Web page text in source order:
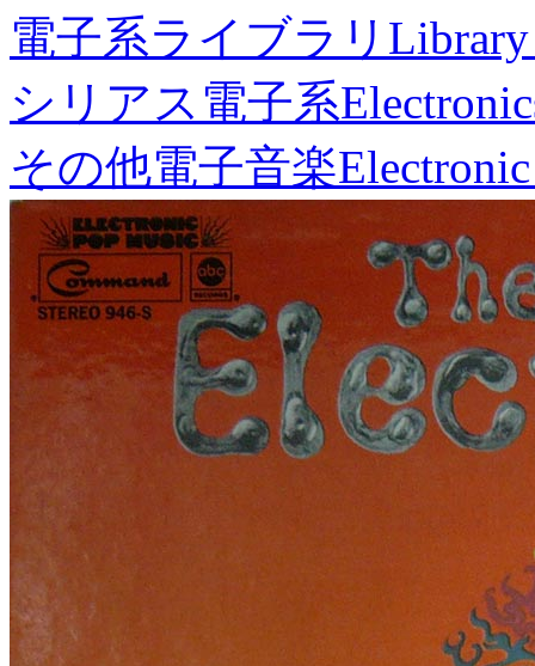
電子系ライブラリ
シリアス電子系
その他電子音楽